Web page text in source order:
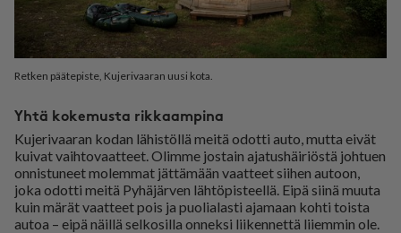
Retken päätepiste, Kujerivaaran uusi kota.
Yhtä kokemusta rikkaampina
Ku­je­ri­vaa­ran ko­dan lä­his­töl­lä mei­tä odot­ti au­to, mut­ta ei­vät
kui­vat vaih­to­vaat­teet. Olim­me jos­tain aja­tus­häi­ri­ös­tä joh­tu­en
on­nis­tu­neet mo­lem­mat jät­tä­mään vaat­teet sii­hen au­toon,
joka odot­ti mei­tä Py­hä­jär­ven läh­tö­pis­teel­lä. Ei­pä sii­nä muu­ta
kuin mä­rät vaat­teet pois ja puo­li­a­las­ti aja­maan koh­ti tois­ta
au­toa – ei­pä näil­lä sel­ko­sil­la on­nek­si lii­ken­net­tä lii­em­min ole.